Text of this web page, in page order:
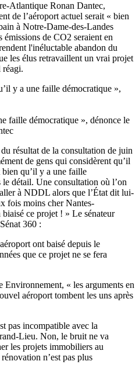
Atlantique Ronan Dantec,
de l’aéroport actuel serait « bien
à Notre-Dame-des-Landes
émissions de CO2 seraient en
l'inéluctable abandon du
les élus retravaillent un vrai projet
y a une faille démocratique »,
faille démocratique », dénonce le
résultat de la consultation de juin
de gens qui considèrent qu’il
qu’il y a une faille
détail. Une consultation où l’on
à NDDL alors que l’État dit lui-
fois moins cher Nantes-
ce projet ! » Le sénateur
360 :
ont baisé depuis le
que ce projet ne se fera
Environnement, « les arguments en
aéroport tombent les uns après
pas incompatible avec la
Lieu. Non, le bruit ne va
les projets immobiliers au
n’est pas plus